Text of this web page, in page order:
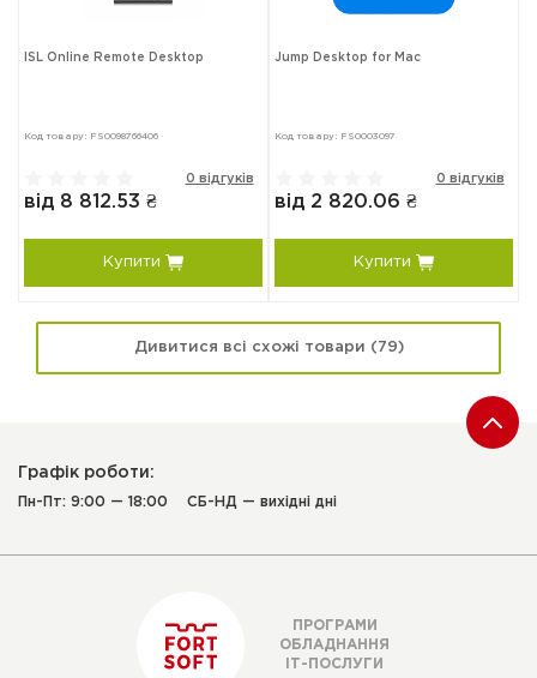
ISL Online Remote Desktop
Код товару: FS0098766406
0 відгуків
від 8 812.53 ₴
Купити
Jump Desktop for Mac
Код товару: FS0003097
0 відгуків
від 2 820.06 ₴
Купити
Дивитися всі схожі товари (79)
Графік роботи:
Пн-Пт: 9:00 — 18:00 СБ-НД — вихідні дні
ПРОГРАМИ
ОБЛАДНАННЯ
ІТ-ПОСЛУГИ